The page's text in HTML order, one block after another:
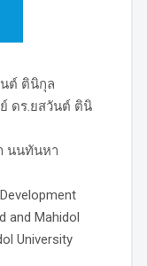
นต์ ตินิกุล
ดร.ยสวันต์ ตินิ
นนทันหา
and Mahidol
University